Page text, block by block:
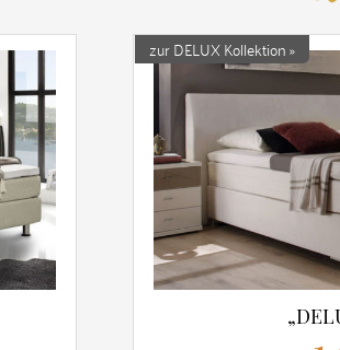
zur DELUX Kollektion »